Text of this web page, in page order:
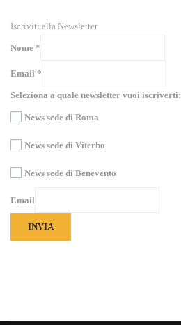
Iscriviti alla Newsletter
Nome *
Email *
Seleziona a quale newsletter vuoi iscriverti:
News sede di Roma
News sede di Viterbo
News sede di Benevento
Email
INVIA